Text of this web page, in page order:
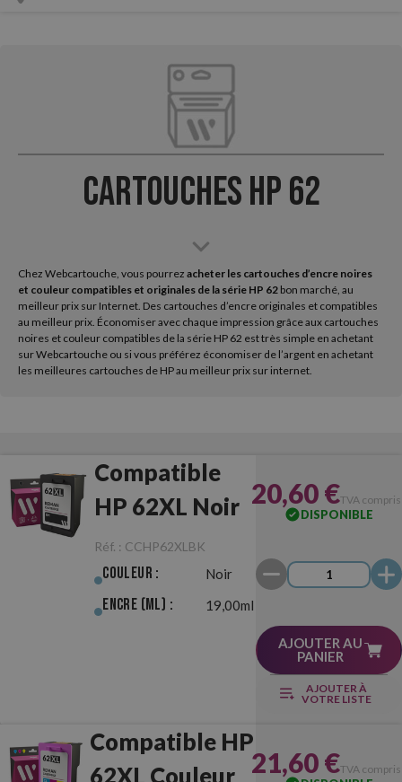
Cartouches HP 62
Chez Webcartouche, vous pourrez acheter les cartouches d’encre noires
et couleur compatibles et originales de la série HP 62 bon marché, au
meilleur prix sur Internet. Des cartouches d’encre originales et compatibles
au meilleur prix. Économiser avec chaque impression grâce aux cartouches
noires et couleur compatibles de la série HP 62 est très simple en achetant
sur Webcartouche ou si vous préférez économiser de l’argent en achetant
les meilleures cartouches de HP au meilleur prix sur internet.
Compatible
HP 62XL Noir
Réf. : CCHP62XLBK
Couleur : Noir
Encre (ml) : 19,00ml
20,60 €TVA
DISPONIBLE
AJOUTER AU
PANIER
AJOUTER À
VOTRE LISTE
Compatible HP
62XL Couleur
21,60 €TVA